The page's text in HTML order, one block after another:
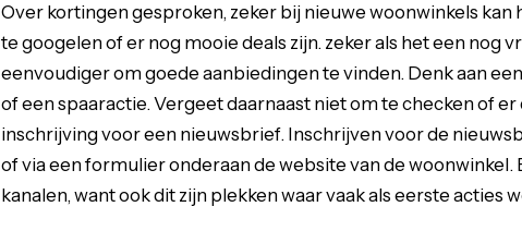
Over kortingen gesproken, zeker bij nieuwe woonwinkels
te googelen of er nog mooie deals zijn. zeker als het een nog
eenvoudiger om goede aanbiedingen te vinden. Denk aan
of een spaaractie. Vergeet daarnaast niet om te checken of
inschrijving voor een nieuwsbrief. Inschrijven voor de
of via een formulier onderaan de website van de woonwinkel.
kanalen, want ook dit zijn plekken waar vaak als eerste acties